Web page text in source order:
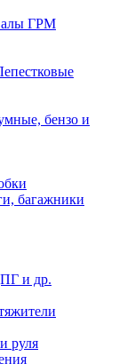
ГРМ
бензо и
багажники
и др.
руля